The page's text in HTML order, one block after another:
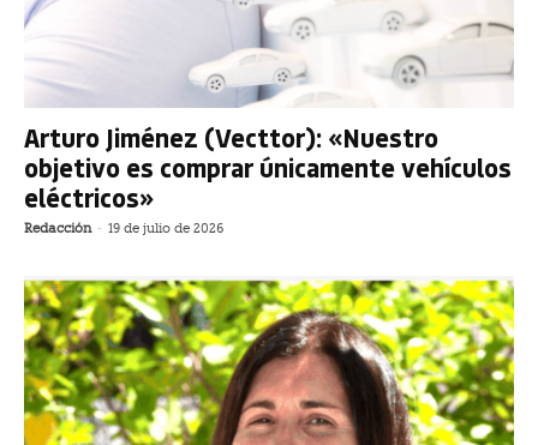
Arturo Jiménez (Vecttor): «Nuestro
objetivo es comprar únicamente vehículos
eléctricos»
Redacción - 19 de julio de 2026